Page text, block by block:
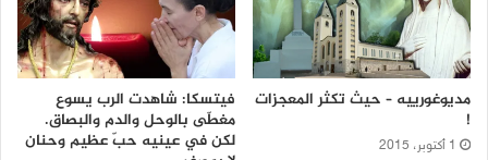
مديوغورييه – حيث تكثر المعجزات
!
1 أكتوبر، 2015
فيتسكا: شاهدت الرب يسوع
مغطّى بالوحل والدم والبصاق.
لكن في عينيه حبّ عظيم وحنان